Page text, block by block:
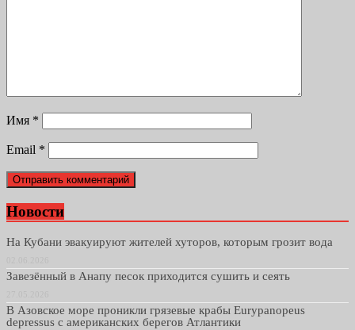
Имя *
Email *
Новости
На Кубани эвакуируют жителей хуторов, которым грозит вода
Завезённый в Анапу песок приходится сушить и сеять
В Азовское море проникли грязевые крабы Eurypanopeus
depressus с американских берегов Атлантики